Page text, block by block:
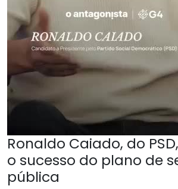
Ronaldo Caiado, do
o sucesso do plano de
pública